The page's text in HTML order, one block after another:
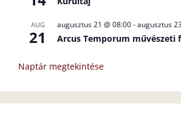
AUG
21
augusztus 21 @ 08:00-augusztus
Arcus Temporum művészeti
Naptár megtekintése